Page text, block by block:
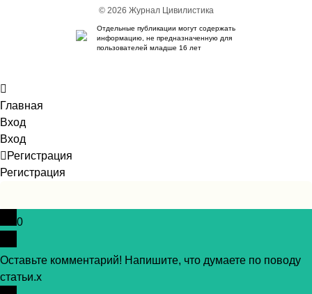
© 2026 Журнал Цивилистика
Отдельные публикации могут содержать
информацию, не предназначенную для
пользователей младше 16 лет
Главная
Вход
Вход
Регистрация
Регистрация
0
Оставьте комментарий! Напишите, что думаете по поводу
статьи.x